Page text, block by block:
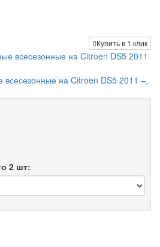
Купить в 1 клик
на Citroen DS5 2011 –,
2 шт: